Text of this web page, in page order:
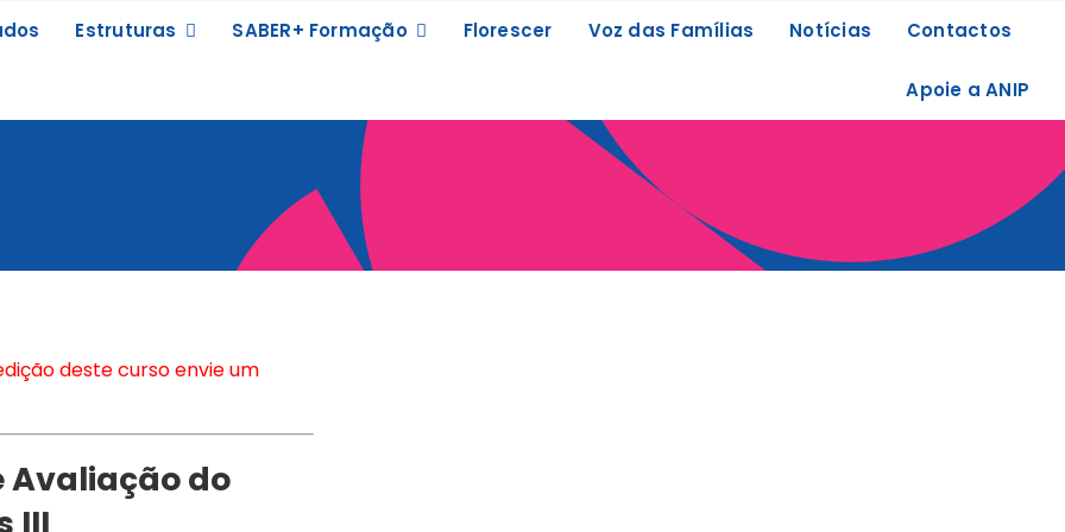
Estruturas SABER+ Formação Florescer Voz das Famílias Notícias Contactos
Apoie a ANIP
deste curso envie um
Avaliação do
III